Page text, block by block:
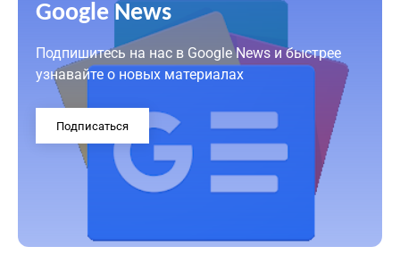
Google News
Подпишитесь на нас в Google News и быстрее
узнавайте о новых материалах
Подписаться